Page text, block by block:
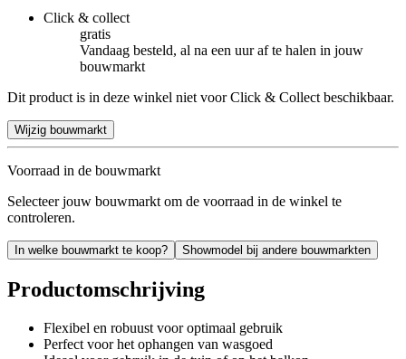
Click & collect
gratis
Vandaag besteld, al na een uur af te halen in jouw
bouwmarkt
Dit product is in deze winkel niet voor Click & Collect beschikbaar.
Wijzig bouwmarkt
Voorraad in de bouwmarkt
Selecteer jouw bouwmarkt om de voorraad in de winkel te
controleren.
In welke bouwmarkt te koop? Showmodel bij andere bouwmarkten
Productomschrijving
Flexibel en robuust voor optimaal gebruik
Perfect voor het ophangen van wasgoed